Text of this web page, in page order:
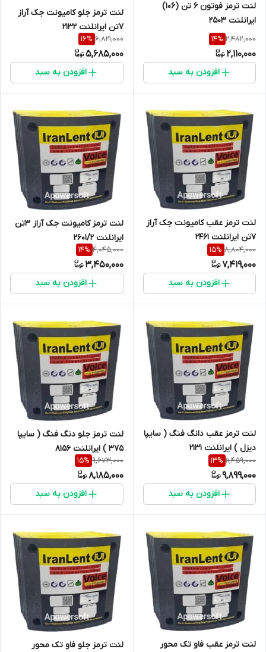
لنت ترمز فوتون 6 تن (106)
ایرانلنت 2503
2,482,000
14%
2,110,000
افزودن به سبد
لنت ترمز جلو کامیونت جک آراز
7تن ایرانلنت 2132
6,821,000
16%
5,685,000
افزودن به سبد
لنت ترمز عقب کامیونت جک آراز
7تن ایرانلنت 2461
8,804,000
15%
7,419,000
افزودن به سبد
لنت ترمز کامیونت جک آراز 3تن
ایرانلنت 2601/2
4,045,000
14%
3,450,000
افزودن به سبد
لنت ترمز عقب دانگ فنگ ( سایپا
دیزل ) ایرانلنت 2131
11,459,000
13%
9,899,000
افزودن به سبد
لنت ترمز جلو دنگ فنگ ( سایپا
375 ) ایرانلنت 8156
9,673,000
15%
8,185,000
افزودن به سبد
لنت ترمز عقب فاو تک محور
لنت ترمز جلو فاو تک محور